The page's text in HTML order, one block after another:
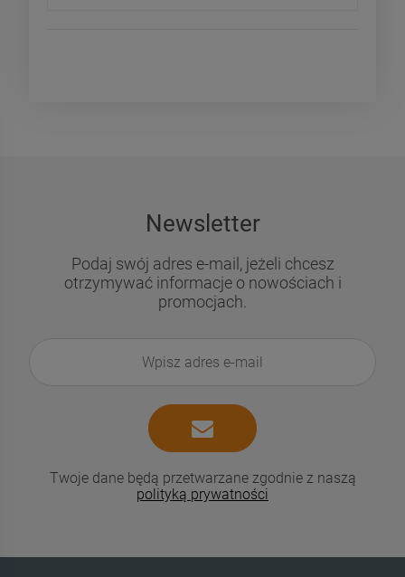
Newsletter
Podaj swój adres e-mail, jeżeli chcesz
otrzymywać informacje o nowościach i
promocjach.
Twoje dane będą przetwarzane zgodnie z naszą
polityką prywatności